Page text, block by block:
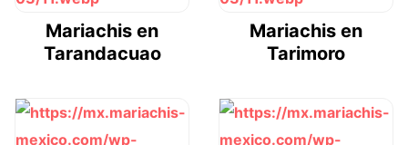
Mariachis en
Tarandacuao
Mariachis en
Tarimoro